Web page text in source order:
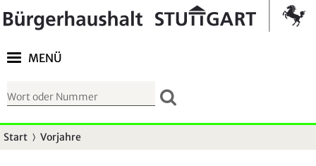
Springe zur Navigation
Kontrast umschalten
MENÜ
S
u
c
S
Start Vorjahre